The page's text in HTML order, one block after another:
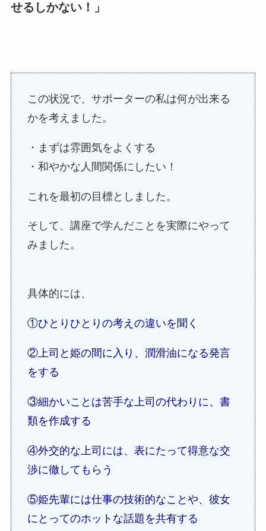
せるしかない！」
この状況で、サポーターの私は何が出来る
かを考えました。
・まずは雰囲気をよくする
・和やかな人間関係にしたい！
これを最初の目標としました。
そして、講座で学んだことを実際にやって
みました。
具体的には、
①ひとりひとりの考えの違いを聞く
②上司と姫の間に入り、潤滑油になる発言
をする
③細かいことは苦手な上司の代わりに、書
類を作成する
④外交的な上司には、表にたって得意な交
渉に徹してもらう
⑤姫先輩には仕事の技術的なことや、彼女
にとってのホットな話題を共有する